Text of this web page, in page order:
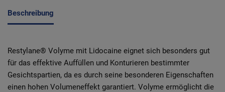
Beschreibung
Restylane® Volyme mit Lidocaine eignet sich besonders gut
für das effektive Auffüllen und Konturieren bestimmter
Gesichtspartien, da es durch seine besonderen Eigenschaften
einen hohen Volumeneffekt garantiert. Volyme ermöglicht die